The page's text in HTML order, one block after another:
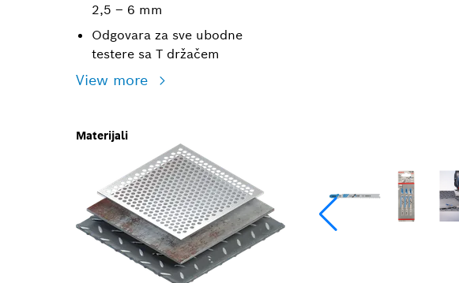
2,5 – 6 mm
Odgovara za sve ubodne
testere sa T držačem
View more
Materijali